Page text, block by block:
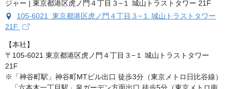
105-6021 東京都港区虎ノ門４丁目３−１ 城山トラストタワー
21F
【本社】
〒105-6021 東京都港区虎ノ門４丁目３−１ 城山トラストタワー
21F
※「神谷町駅」神谷町MTビル出口 徒歩3分（東京メトロ日比谷線）